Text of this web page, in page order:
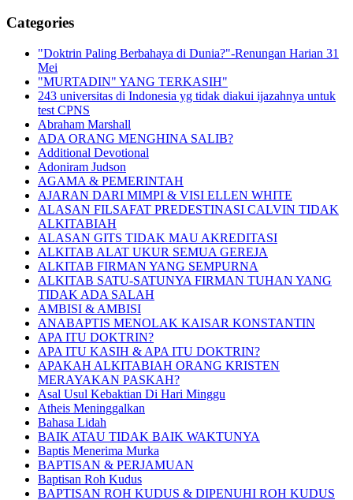
Categories
"Doktrin Paling Berbahaya di Dunia?"-Renungan Harian 31
Mei
"MURTADIN" YANG TERKASIH"
243 universitas di Indonesia yg tidak diakui ijazahnya untuk
test CPNS
Abraham Marshall
ADA ORANG MENGHINA SALIB?
Additional Devotional
Adoniram Judson
AGAMA & PEMERINTAH
AJARAN DARI MIMPI & VISI ELLEN WHITE
ALASAN FILSAFAT PREDESTINASI CALVIN TIDAK
ALKITABIAH
ALASAN GITS TIDAK MAU AKREDITASI
ALKITAB ALAT UKUR SEMUA GEREJA
ALKITAB FIRMAN YANG SEMPURNA
ALKITAB SATU-SATUNYA FIRMAN TUHAN YANG
TIDAK ADA SALAH
AMBISI & AMBISI
ANABAPTIS MENOLAK KAISAR KONSTANTIN
APA ITU DOKTRIN?
APA ITU KASIH & APA ITU DOKTRIN?
APAKAH ALKITABIAH ORANG KRISTEN
MERAYAKAN PASKAH?
Asal Usul Kebaktian Di Hari Minggu
Atheis Meninggalkan
Bahasa Lidah
BAIK ATAU TIDAK BAIK WAKTUNYA
Baptis Menerima Murka
BAPTISAN & PERJAMUAN
Baptisan Roh Kudus
BAPTISAN ROH KUDUS & DIPENUHI ROH KUDUS